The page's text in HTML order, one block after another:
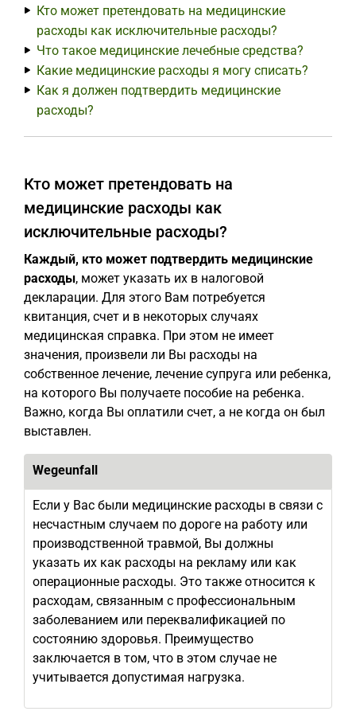
Кто может претендовать на медицинские
расходы как исключительные расходы?
Что такое медицинские лечебные средства?
Какие медицинские расходы я могу списать?
Как я должен подтвердить медицинские
расходы?
Кто может претендовать на
медицинские расходы как
исключительные расходы?
Каждый, кто может подтвердить медицинские
расходы, может указать их в налоговой
декларации. Для этого Вам потребуется
квитанция, счет и в некоторых случаях
медицинская справка. При этом не имеет
значения, произвели ли Вы расходы на
собственное лечение, лечение супруга или ребенка,
на которого Вы получаете пособие на ребенка.
Важно, когда Вы оплатили счет, а не когда он был
выставлен.
Wegeunfall
Если у Вас были медицинские расходы в связи с
несчастным случаем по дороге на работу или
производственной травмой, Вы должны
указать их как расходы на рекламу или как
операционные расходы. Это также относится к
расходам, связанным с профессиональным
заболеванием или переквалификацией по
состоянию здоровья. Преимущество
заключается в том, что в этом случае не
учитывается допустимая нагрузка.